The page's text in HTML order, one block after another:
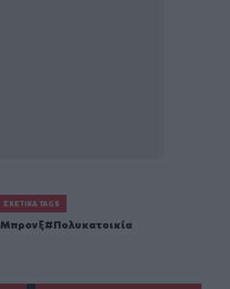
ΣΧΕΤΙΚΆ TAGS
Μπρονξ Πολυκατοικία